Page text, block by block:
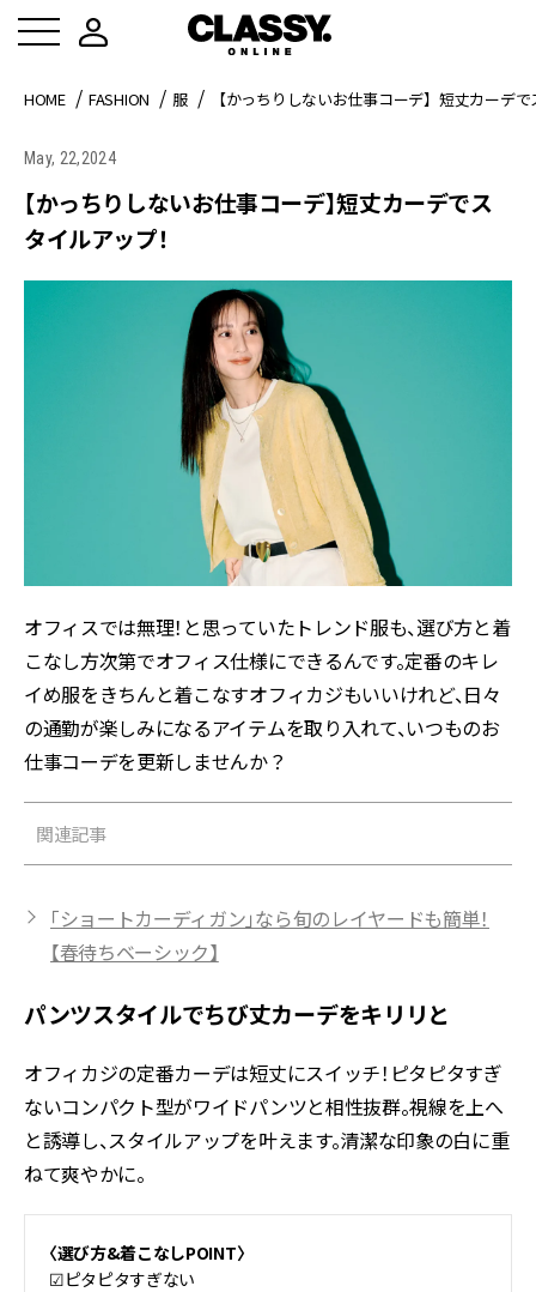
HOME FASHION 服 【かっちりしないお仕事コーデ】短丈カーデ
May, 22,2024
【かっちりしないお仕事コーデ】短丈カーデでス
タイルアップ！
オフィスでは無理！と思っていたトレンド服も、選び方と着
こなし方次第でオフィス仕様にできるんです。定番のキレ
イめ服をきちんと着こなすオフィカジもいいけれど、日々
の通勤が楽しみになるアイテムを取り入れて、いつものお
仕事コーデを更新しませんか？
関連記事
「ショートカーディガン」なら旬のレイヤードも簡単！
【春待ちベーシック】
パンツスタイルでちび丈カーデをキリリと
オフィカジの定番カーデは短丈にスイッチ！ピタピタすぎ
ないコンパクト型がワイドパンツと相性抜群。視線を上へ
と誘導し、スタイルアップを叶えます。清潔な印象の白に重
ねて爽やかに。
〈選び方&着こなしPOINT〉
☑︎ピタピタすぎない